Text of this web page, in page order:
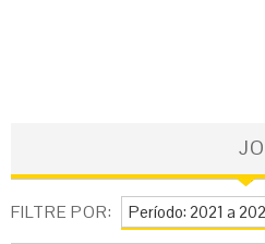
FILTRE POR: